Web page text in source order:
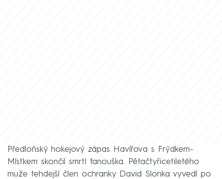
Předloňský hokejový zápas Havířova s Frýdkem-
Místkem skončil smrtí fanouška. Pětačtyřicetiletého
muže tehdejší člen ochranky David Slonka vyvedl po